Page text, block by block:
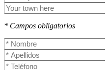
* Campos obligatorios